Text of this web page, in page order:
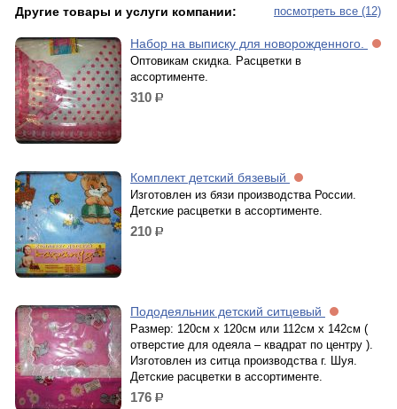
посмотреть все (12)
Другие товары и услуги компании:
Набор на выписку для новорожденного.
Оптовикам скидка. Расцветки в
ассортименте.
310 р.
Комплект детский бязевый
Изготовлен из бязи производства России.
Детские расцветки в ассортименте.
210 р.
Пододеяльник детский ситцевый
Размер: 120см х 120см или 112см х 142см (
отверстие для одеяла – квадрат по центру ).
Изготовлен из ситца производства г. Шуя.
Детские расцветки в ассортименте.
176 р.